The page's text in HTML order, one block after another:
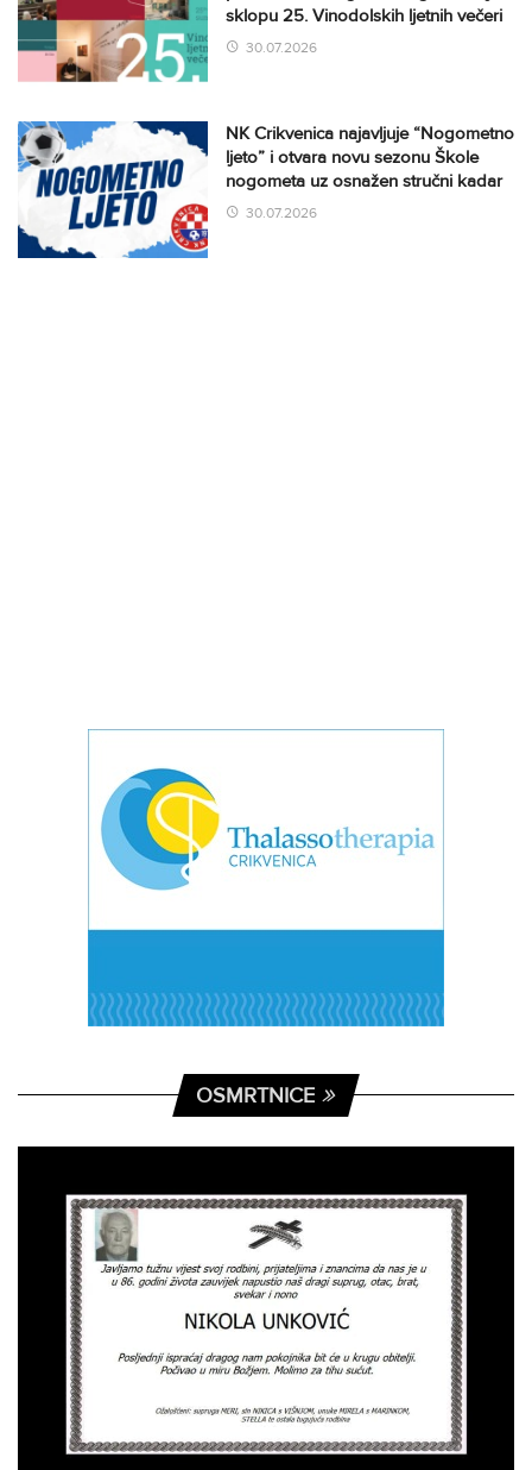
sklopu 25. Vinodolskih ljetnih večeri
30.07.2026
NK Crikvenica najavljuje “Nogometno
ljeto” i otvara novu sezonu Škole
nogometa uz osnažen stručni kadar
30.07.2026
OSMRTNICE